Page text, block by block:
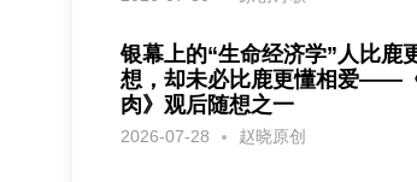
银幕上的“生命经济学”人比鹿
想，却未必比鹿更懂相爱——
肉》观后随想之一
2026-07-28 赵晓原创